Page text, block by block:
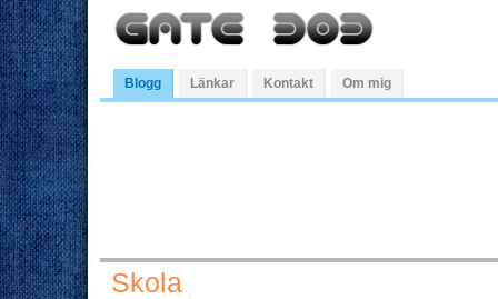
Blogg Länkar Kontakt Om mig
Skola